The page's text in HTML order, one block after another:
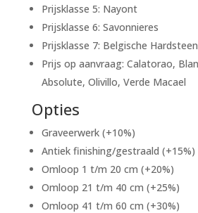
Prijsklasse 5: Nayont
Prijsklasse 6: Savonnieres
Prijsklasse 7: Belgische Hardsteen
Prijs op aanvraag: Calatorao,
Absolute, Olivillo, Verde Macael
Opties
Graveerwerk (+10%)
Antiek finishing/gestraald (+15%)
Omloop 1 t/m 20 cm (+20%)
Omloop 21 t/m 40 cm (+25%)
Omloop 41 t/m 60 cm (+30%)